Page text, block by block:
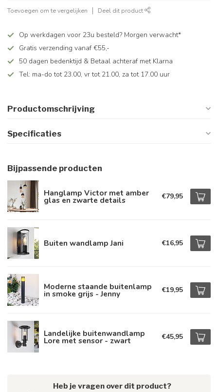
Toevoegen om te vergelijken Deel dit product
Op werkdagen voor 23u besteld? Morgen verwacht*
Gratis verzending vanaf €55,-
50 dagen bedenktijd & Betaal achteraf met Klarna
Tel: ma-do tot 23.00, vr tot 21.00, za tot 17.00 uur
Productomschrijving
Specificaties
Bijpassende producten
Hanglamp Victor met amber
glas en zwarte details €79,95
Buiten wandlamp Jani €16,95
Moderne staande buitenlamp
in smoke grijs - Jenny €19,95
Landelijke buitenwandlamp
Lore met sensor - zwart €45,95
Heb je vragen over dit product?